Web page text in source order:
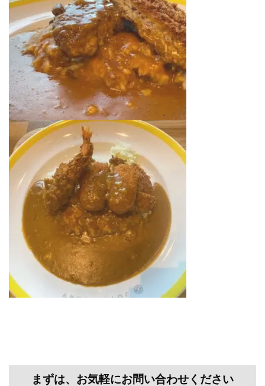
まずは、お気軽にお問い合わせください